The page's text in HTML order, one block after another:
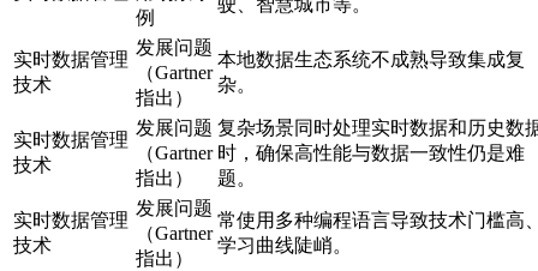
例
驶、智慧城市等。
实时数据管理
技术
发展问题
（Gartner
指出）
本地数据生态系统不成熟导致集成复
杂。
实时数据管理
技术
发展问题
（Gartner
指出）
复杂场景同时处理实时数据和历史数
时，确保高性能与数据一致性仍是难
题。
实时数据管理
技术
发展问题
（Gartner
指出）
常使用多种编程语言导致技术门槛高
学习曲线陡峭。